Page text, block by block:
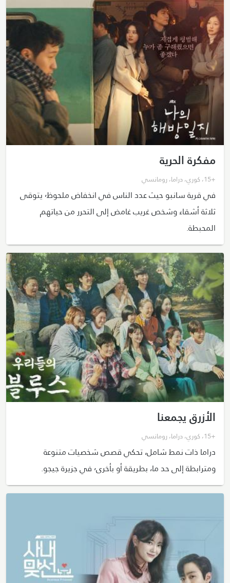
مفكرة الحرية
+15 ، كوري،دراما، رومانسي
في قرية سانبو حيث عدد الناس في انخفاض ملحوظ٬ يتوقى
ثلاثة أشقاء وشخص غريب غامض إلى التحرر من حياتهم
المحبطة.
الأزرق يجمعنا
+15 ، كوري،دراما، رومانسي
دراما ذات نمط شامل، تحكي قصص شخصيات متنوعة
ومترابطة إلى حد ما، بطريقة أو بأخرى٬ في جزيرة جيجو.